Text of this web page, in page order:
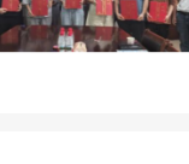
保材料及氯碱化工生
来，集团以“诚信